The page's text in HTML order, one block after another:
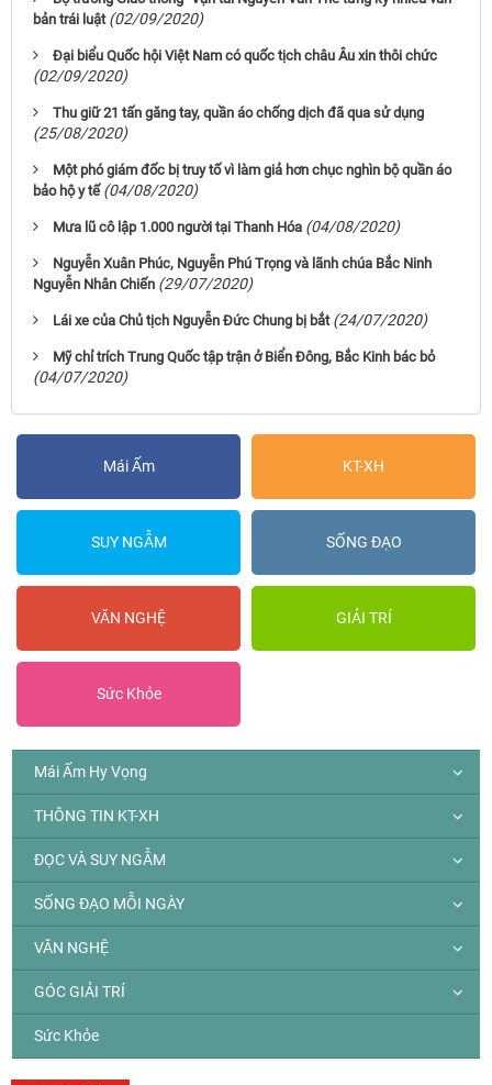
bản trái luật (02/09/2020)
Đại biểu Quốc hội Việt Nam có quốc tịch châu Âu xin thôi chức
(02/09/2020)
Thu giữ 21 tấn găng tay, quần áo chống dịch đã qua sử dụng
(25/08/2020)
Một phó giám đốc bị truy tố vì làm giả hơn chục nghìn bộ quần áo
bảo hộ y tế (04/08/2020)
Mưa lũ cô lập 1.000 người tại Thanh Hóa (04/08/2020)
Nguyễn Xuân Phúc, Nguyễn Phú Trọng và lãnh chúa Bắc Ninh
Nguyễn Nhân Chiến (29/07/2020)
Lái xe của Chủ tịch Nguyễn Đức Chung bị bắt (24/07/2020)
Mỹ chỉ trích Trung Quốc tập trận ở Biển Đông, Bắc Kinh bác bỏ
(04/07/2020)
Mái Ấm KT-XH
SUY NGẪM SỐNG ĐẠO
VĂN NGHỆ GIẢI TRÍ
Sức Khỏe
Mái Ấm Hy Vọng
THÔNG TIN KT-XH
ĐỌC VÀ SUY NGẪM
SỐNG ĐẠO MỖI NGÀY
VĂN NGHỆ
GÓC GIẢI TRÍ
Sức Khỏe